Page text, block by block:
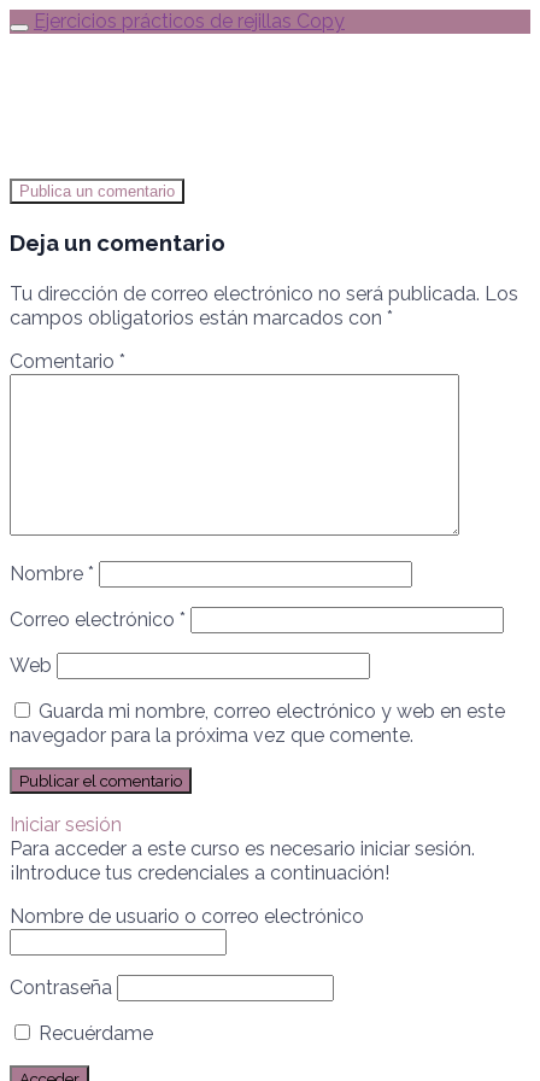
Ejercicios prácticos de rejillas Copy
Publica un comentario
Deja un comentario
Tu dirección de correo electrónico no será publicada. Los
campos obligatorios están marcados con *
Comentario *
Nombre *
Correo electrónico *
Web
Guarda mi nombre, correo electrónico y web en este
navegador para la próxima vez que comente.
Iniciar sesión
Para acceder a este curso es necesario iniciar sesión.
¡Introduce tus credenciales a continuación!
Nombre de usuario o correo electrónico
Contraseña
Recuérdame